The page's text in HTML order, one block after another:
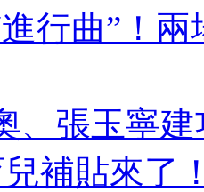
行曲”！
、張玉寧
補貼來了